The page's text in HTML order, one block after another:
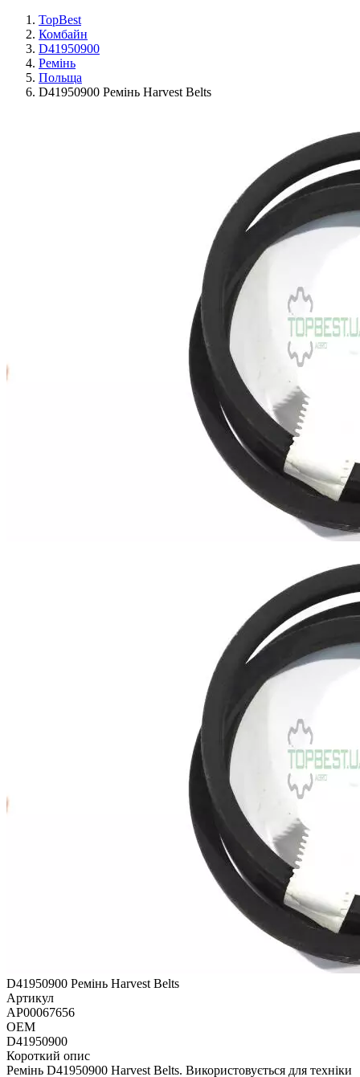
TopBest
Комбайн
D41950900
Ремінь
Польща
D41950900 Ремінь Harvest Belts
D41950900 Ремінь Harvest Belts
Артикул
AP00067656
OEM
D41950900
Короткий опис
Ремінь D41950900 Harvest Belts. Використовується для техніки